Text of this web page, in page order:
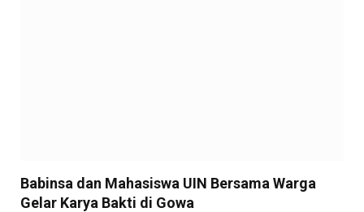
Babinsa dan Mahasiswa UIN Bersama Warga
Gelar Karya Bakti di Gowa